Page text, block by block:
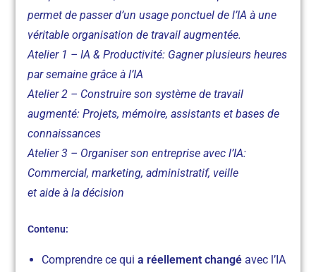
permet de passer d’un usage ponctuel de l’IA à une
véritable organisation de travail augmentée.
Atelier 1 – IA & Productivité: Gagner plusieurs heures
par semaine grâce à l’IA
Atelier 2 – Construire son système de travail
augmenté: Projets, mémoire, assistants et bases de
connaissances
Atelier 3 – Organiser son entreprise avec l’IA:
Commercial, marketing, administratif, veille
et aide à la décision
Contenu:
Comprendre ce quia réellement changé avec l’IA